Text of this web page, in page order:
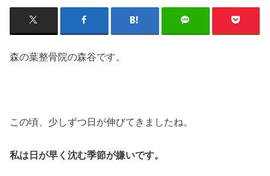
森の葉整骨院の森谷です。
この頃、少しずつ日が伸びてきましたね。
私は日が早く沈む季節が嫌いです。